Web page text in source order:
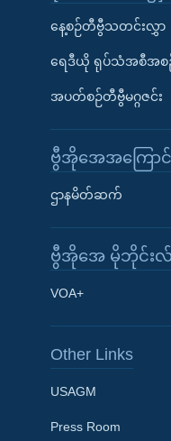
Learning English
ဘာသာစကားများ
နေ့စဉ်တီဗွီသတင်းလွှာ
ရေဒီယို ရုပ်သံအစီအစ
အပတ်စဉ်တီဗွီမဂ္ဂဇင်း
ဗွီအိုအေအကြောင်
ဌာနမိတ်ဆက်
ဗွီအိုအေ မိုဘိုင်းလ်
VOA+
Other Links
USAGM
Press Room